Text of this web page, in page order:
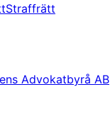
Straffrätt
Advokatbyrå AB